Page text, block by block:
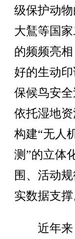
级保护动
大鵟等国
的频频亮
好的生动
保候鸟安
依托湿地
构建“无人
测”的立体
围、活动
实数据支撑
近年来，